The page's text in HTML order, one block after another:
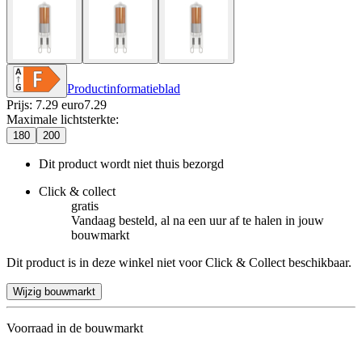
Productinformatieblad
Prijs: 7.29 euro7.29
Maximale lichtsterkte:
180 200
Dit product wordt niet thuis bezorgd
Click & collect
gratis
Vandaag besteld, al na een uur af te halen in jouw
bouwmarkt
Dit product is in deze winkel niet voor Click & Collect beschikbaar.
Wijzig bouwmarkt
Voorraad in de bouwmarkt